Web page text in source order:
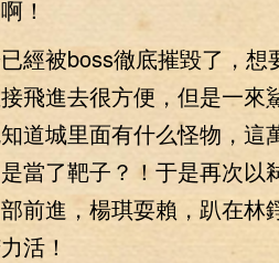
！
被boss徹底摧毀了，想
飛進去很方便，但是一來
道城里面有什么怪物，這
當了靶子？！于是再次以
前進，楊琪耍賴，趴在林
活！